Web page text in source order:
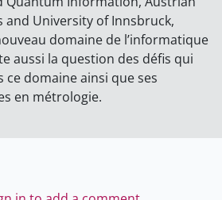
and University of Innsbruck,
domaine de l’informatique
aussi la question des défis qui
domaine ainsi que ses
en métrologie.